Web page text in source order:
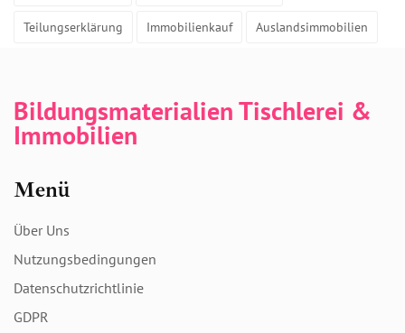
Teilungserklärung Immobilienkauf Auslandsimmobilien
Bildungsmaterialien Tischlerei &
Immobilien
Menü
Über Uns
Nutzungsbedingungen
Datenschutzrichtlinie
GDPR